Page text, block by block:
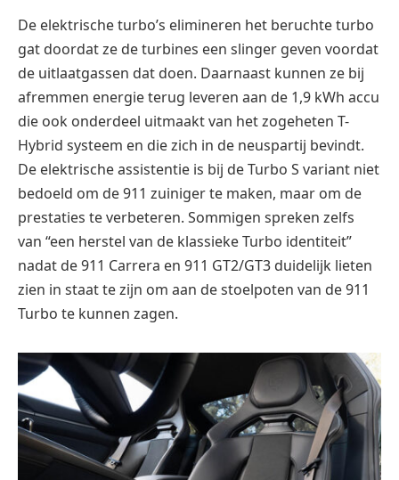
De elektrische turbo’s elimineren het beruchte turbo
gat doordat ze de turbines een slinger geven voordat
de uitlaatgassen dat doen. Daarnaast kunnen ze bij
afremmen energie terug leveren aan de 1,9 kWh accu
die ook onderdeel uitmaakt van het zogeheten T-
Hybrid systeem en die zich in de neuspartij bevindt.
De elektrische assistentie is bij de Turbo S variant niet
bedoeld om de 911 zuiniger te maken, maar om de
prestaties te verbeteren. Sommigen spreken zelfs
van “een herstel van de klassieke Turbo identiteit”
nadat de 911 Carrera en 911 GT2/GT3 duidelijk lieten
zien in staat te zijn om aan de stoelpoten van de 911
Turbo te kunnen zagen.